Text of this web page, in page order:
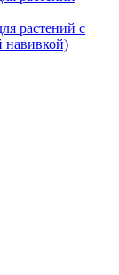
растений с
навивкой)